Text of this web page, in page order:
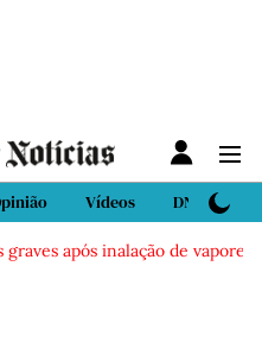
Vídeos DN Sport
após inalação de vapores